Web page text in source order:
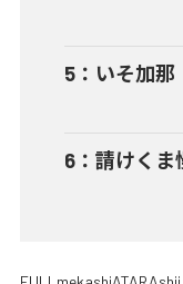
5 ： いそ加那
6 ： 請けくま